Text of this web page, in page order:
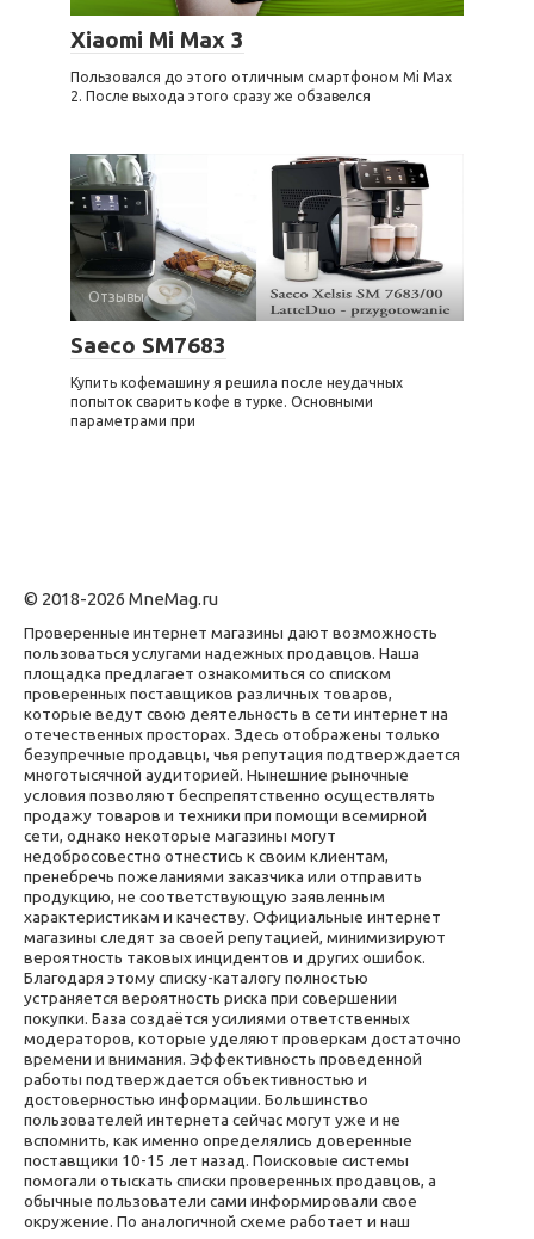
Xiaomi Mi Max 3
Пользовался до этого отличным смартфоном Mi Max
2. После выхода этого сразу же обзавелся
Отзывы
Saeco SM7683
Купить кофемашину я решила после неудачных
попыток сварить кофе в турке. Основными
параметрами при
© 2018-2026 MneMag.ru
Проверенные интернет магазины дают возможность
пользоваться услугами надежных продавцов. Наша
площадка предлагает ознакомиться со списком
проверенных поставщиков различных товаров,
которые ведут свою деятельность в сети интернет на
отечественных просторах. Здесь отображены только
безупречные продавцы, чья репутация подтверждается
многотысячной аудиторией. Нынешние рыночные
условия позволяют беспрепятственно осуществлять
продажу товаров и техники при помощи всемирной
сети, однако некоторые магазины могут
недобросовестно отнестись к своим клиентам,
пренебречь пожеланиями заказчика или отправить
продукцию, не соответствующую заявленным
характеристикам и качеству. Официальные интернет
магазины следят за своей репутацией, минимизируют
вероятность таковых инцидентов и других ошибок.
Благодаря этому списку-каталогу полностью
устраняется вероятность риска при совершении
покупки. База создаётся усилиями ответственных
модераторов, которые уделяют проверкам достаточно
времени и внимания. Эффективность проведенной
работы подтверждается объективностью и
достоверностью информации. Большинство
пользователей интернета сейчас могут уже и не
вспомнить, как именно определялись доверенные
поставщики 10-15 лет назад. Поисковые системы
помогали отыскать списки проверенных продавцов, а
обычные пользователи сами информировали свое
окружение. По аналогичной схеме работает и наш